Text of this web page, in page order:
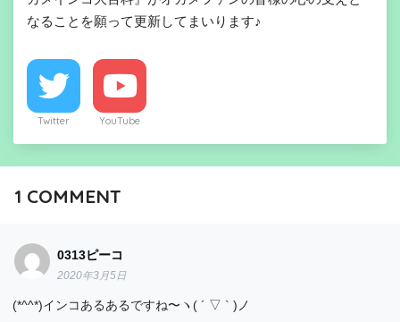
なることを願って更新してまいります♪
Twitter YouTube
1 COMMENT
0313ピーコ
2020年3月5日
(*^^*)インコあるあるですね〜ヽ( ´ ▽ ` )ノ